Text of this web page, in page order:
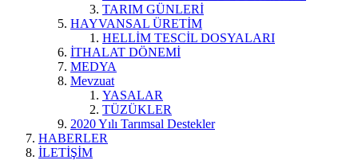
TARIM GÜNLERİ
HAYVANSAL ÜRETİM
HELLİM TESCİL DOSYALARI
İTHALAT DÖNEMİ
MEDYA
Mevzuat
YASALAR
TÜZÜKLER
2020 Yılı Tarımsal Destekler
HABERLER
İLETİŞİM